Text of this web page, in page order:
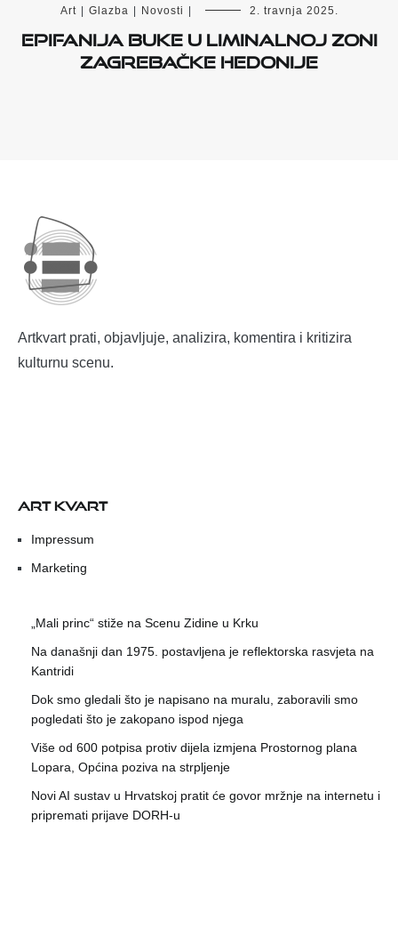
Art Glazba Novosti 2. travnja 2025.
Epifanija buke u liminalnoj zoni
zagrebačke hedonije
Artkvart prati, objavljuje, analizira, komentira i kritizira
kulturnu scenu.
ART KVART
Impressum
Marketing
„Mali princ“ stiže na Scenu Zidine u Krku
Na današnji dan 1975. postavljena je reflektorska rasvjeta na
Kantridi
Dok smo gledali što je napisano na muralu, zaboravili smo
pogledati što je zakopano ispod njega
Više od 600 potpisa protiv dijela izmjena Prostornog plana
Lopara, Općina poziva na strpljenje
Novi AI sustav u Hrvatskoj pratit će govor mržnje na internetu i
pripremati prijave DORH-u